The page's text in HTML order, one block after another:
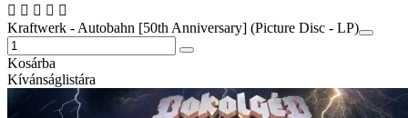
Kraftwerk - Autobahn [50th Anniversary] (Picture Disc - LP)
Kosárba
Kívánságlistára